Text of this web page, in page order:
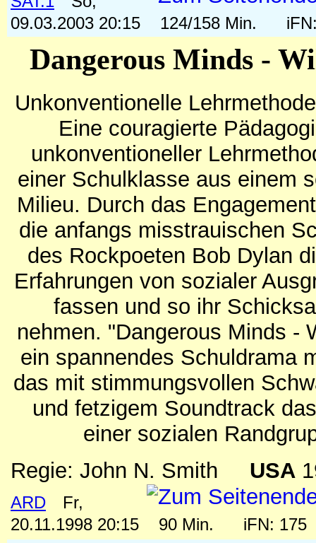
09.03.2003 20:15
124/158 Min.
Dangerous Minds -
Unkonventionelle
Eine couragierte
unkonventioneller
einer Schulklasse aus einem
Milieu. Durch das
die anfangs misstrauischen
des Rockpoeten Bob Dylan
Erfahrungen von sozialer
fassen und so ihr
nehmen. "Dangerous Minds -
ein spannendes Schuldrama
das mit stimmungsvollen
und fetzigem Soundtrack
einer sozialen
Regie: John N. Smith USA
ARD
Fr,
20.11.1998 20:15
90 Min. iFN: 175